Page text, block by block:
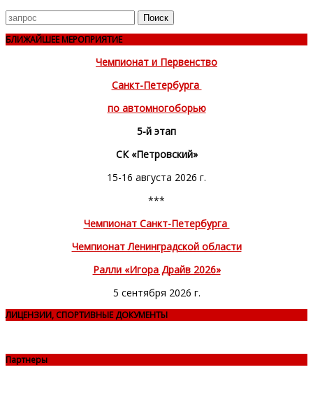
Поиск
для
БЛИЖАЙШЕЕ МЕРОПРИЯТИЕ
Чемпионат и Первенство
Санкт-Петербурга
по автомногоборью
5-й этап
СК «Петровский»
15-16 августа 2026 г.
***
Чемпионат Санкт-Петербурга
Чемпионат Ленинградской области
Ралли «Игора Драйв 2026»
5 сентября 2026 г.
ЛИЦЕНЗИИ, СПОРТИВНЫЕ ДОКУМЕНТЫ
Партнеры